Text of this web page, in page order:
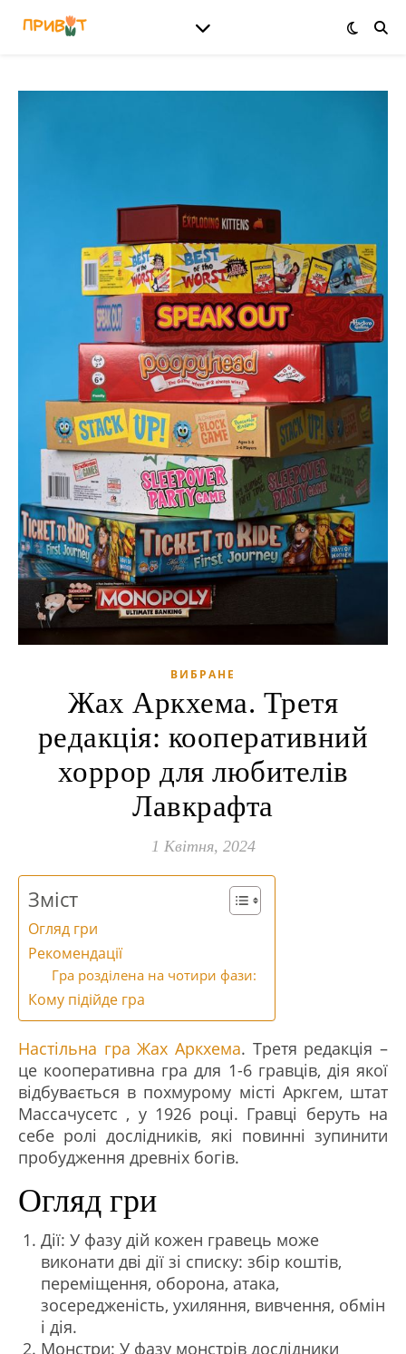
ВИБРАНЕ
Жах Аркхема. Третя
редакція: кооперативний
хоррор для любителів
Лавкрафта
1 Квітня, 2024
Зміст
Огляд гри
Рекомендації
Гра розділена на чотири фази:
Кому підійде гра
Настільна гра Жах Аркхема. Третя редакція –
це кооперативна гра для 1-6 гравців, дія якої
відбувається в похмурому місті Аркгем, штат
Массачусетс , у 1926 році. Гравці беруть на
себе ролі дослідників, які повинні зупинити
пробудження древніх богів.
Огляд гри
Дії: У фазу дій кожен гравець може
виконати дві дії зі списку: збір коштів,
переміщення, оборона, атака,
зосередженість, ухиляння, вивчення, обмін
і дія.
Монстри: У фазу монстрів дослідники